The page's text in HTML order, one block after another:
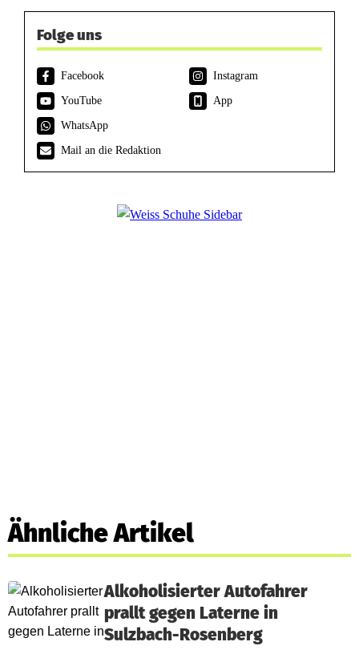
Folge uns
Facebook
Instagram
YouTube
App
WhatsApp
Mail an die Redaktion
Ähnliche Artikel
Alkoholisierter Autofahrer
prallt gegen Laterne in
Sulzbach-Rosenberg